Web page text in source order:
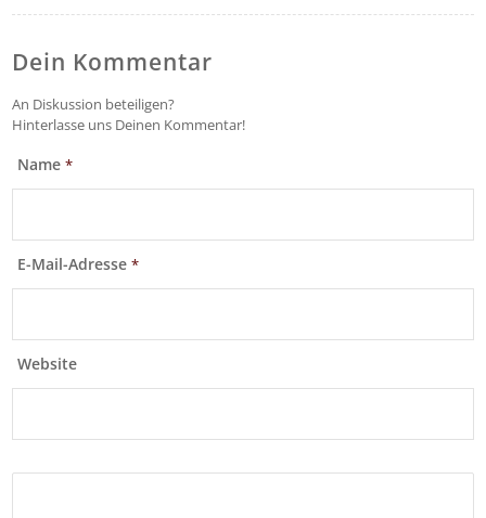
Dein Kommentar
An Diskussion beteiligen?
Hinterlasse uns Deinen Kommentar!
Name*
E-Mail-Adresse*
Website